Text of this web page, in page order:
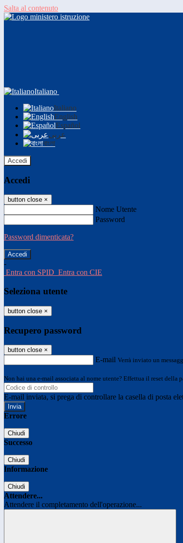
Salta al contenuto
Italiano
Italiano
English
Español
عربى
বাংলা
Accedi
Accedi
button close ×
Nome Utente
Password
Password dimenticata?
-
Entra con SPID Entra con CIE
Seleziona utente
button close ×
Recupero password
button close ×
E-mail Verrà inviato un
Non hai una e-mail associata al nome utente? Effettua il reset della
E-mail inviata, si prega di controllare la casella di posta
Errore
Chiudi
Successo
Chiudi
Informazione
Chiudi
Attendere...
Attendere il completamento dell'operazione...